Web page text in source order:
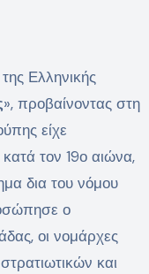
Ελληνικής
», προβαίνοντας στη
είχε
τον 19ο αιώνα,
δια του νόμου
ο
οι νομάρχες
και